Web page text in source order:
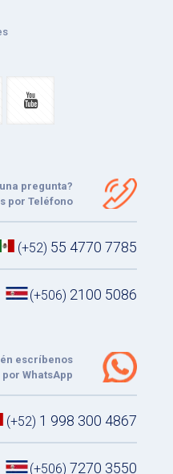
pregunta?
por Teléfono
(+52) 55 4770 7785
(+506) 2100 5086
escríbenos
por WhatsApp
(+52) 1 998 300 4867
(+506) 7270 3550